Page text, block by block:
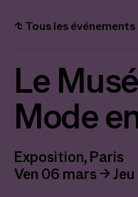
⮤ Tous les événements
Le
Mode
Exposition, Paris
Ven 06 mars →